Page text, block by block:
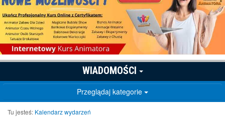
WIADOMOŚCI
Przeglądaj kategorie
Tu jesteś: Kalendarz wydarzeń